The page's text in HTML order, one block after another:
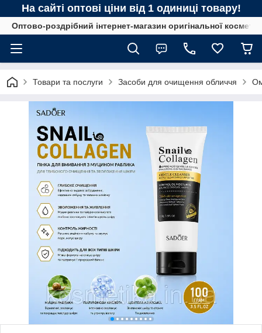
На сайті оптові ціни від 1 одиниці товару!
Оптово-роздрібний інтернет-магазин оригінальної
Товари та послуги Засоби для очищення обличчя